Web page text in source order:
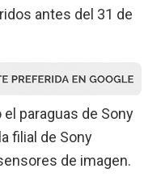
antes del 31 de
paraguas de Sony
filial de Sony
de imagen.